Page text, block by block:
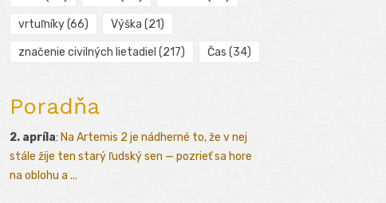
vrtuľníky(66) Výška (21)
značenie civilných lietadiel (217) Čas (34)
Poradňa
2. apríla: Na Artemis 2 je nádherné to, že v nej
stále žije ten starý ľudský sen — pozrieť sa hore
na oblohu a ...